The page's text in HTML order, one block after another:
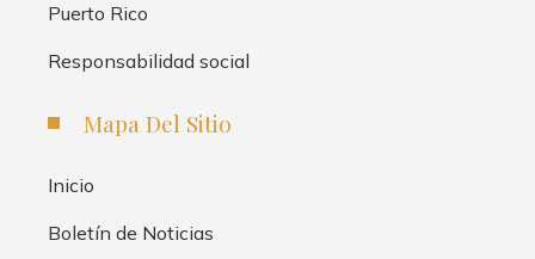
Puerto Rico
Responsabilidad social
Mapa Del Sitio
Inicio
Boletín de Noticias